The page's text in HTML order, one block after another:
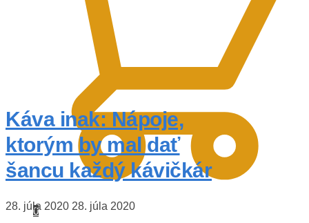
0
Káva inak: Nápoje,
ktorým by mal dať
šancu každý kávičkár
28. júla 2020 28. júla 2020